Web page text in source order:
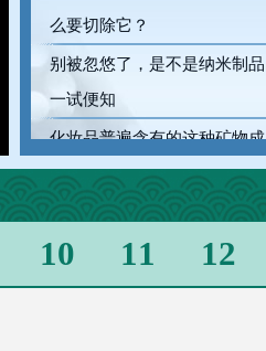
么要切除它？
别被忽悠了，是不是纳米制品
一试便知
化妆品普遍含有的这种矿物成
分竟能救婴儿命
用它
10 11 12